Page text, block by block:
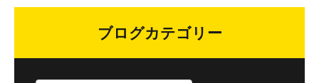
ブログカテゴリー